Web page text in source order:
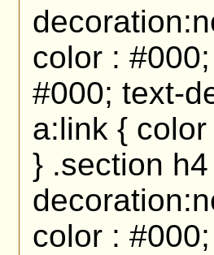
color :
#000; text-
a:link {
} .section
color :